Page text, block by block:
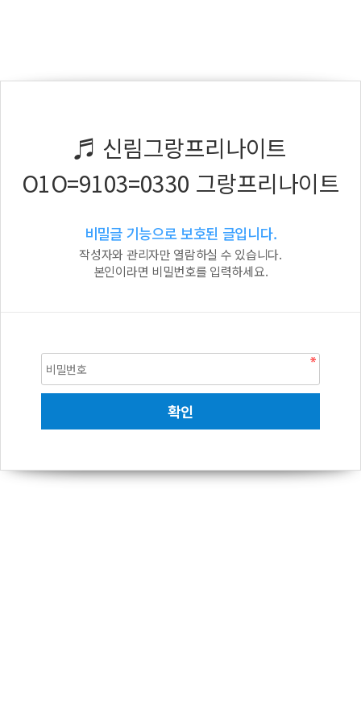
♬ 신림그랑프리나이트
O1O=9103=0330 그랑프리나이트
비밀글 기능으로 보호된 글입니다.
작성자와 관리자만 열람하실 수 있습니다.
본인이라면 비밀번호를 입력하세요.